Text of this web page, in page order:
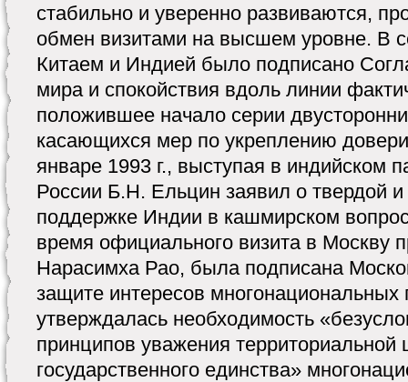
стабильно и уверенно развиваются,
обмен визитами на высшем уровне. В
Китаем и Индией было подписано
мира и спокойствия вдоль линии
положившее начало серии
касающихся мер по укреплению
январе 1993 г., выступая в индийском
России Б.Н. Ельцин заявил о твердой и
поддержке Индии в кашмирском
время официального визита в Москву
Нарасимха Рао, была подписана
защите интересов многонациональных
утверждалась необходимость
принципов уважения территориальной
государственного единства»